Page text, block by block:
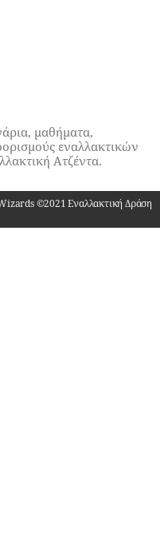
μαθήματα,
εναλλακτικών
Ατζέντα.
©2021 Εναλλακτική Δράση